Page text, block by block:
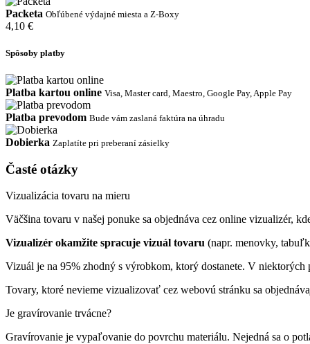
Packeta Obľúbené výdajné miesta a Z-Boxy
4,10 €
Spôsoby platby
Platba kartou online Visa, Master card, Maestro, Google Pay, Apple Pay
Platba prevodom Bude vám zaslaná faktúra na úhradu
Dobierka Zaplatíte pri preberaní zásielky
Časté otázky
Vizualizácia tovaru na mieru
Väčšina tovaru v našej ponuke sa objednáva cez online vizualizér,
Vizualizér okamžite spracuje vizuál tovaru (napr. menovky,
Vizuál je na 95% zhodný s výrobkom, ktorý dostanete. V
Tovary, ktoré nevieme vizualizovať cez webovú stránku sa
Je gravírovanie trvácne?
Gravírovanie je vypaľovanie do povrchu materiálu. Nejedná sa o